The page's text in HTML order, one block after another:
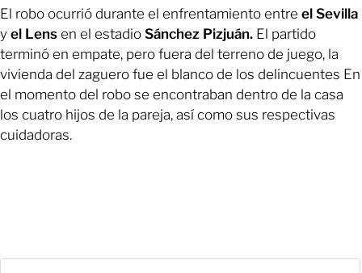
El robo ocurrió durante el enfrentamiento entre el Sevilla
y el Lens en el estadio Sánchez Pizjuán. El partido
terminó en empate, pero fuera del terreno de juego, la
vivienda del zaguero fue el blanco de los delincuentes En
el momento del robo se encontraban dentro de la casa
los cuatro hijos de la pareja, así como sus respectivas
cuidadoras.